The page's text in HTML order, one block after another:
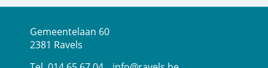
Gemeentehuis
Adres
Gemeentelaan 60
2381 Ravels
Tel.
E-
mail